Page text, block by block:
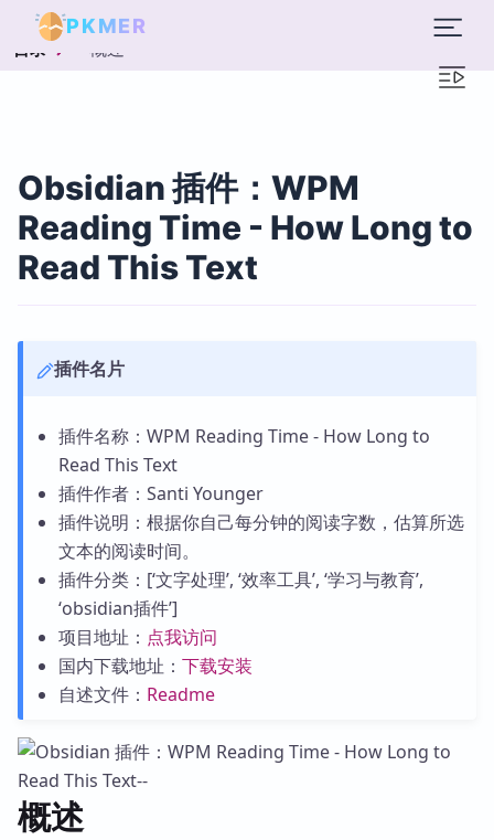
PKMER
目录 概述
Obsidian 插件：WPM
Reading Time - How Long to
Read This Text
插件名片
插件名称：WPM Reading Time - How Long to
Read This Text
插件作者：Santi Younger
插件说明：根据你自己每分钟的阅读字数，估算所选
文本的阅读时间。
插件分类：[‘文字处理’, ‘效率工具’, ‘学习与教育’,
‘obsidian插件’]
项目地址： 点我访问
国内下载地址： 下载安装
自述文件： Readme
概述